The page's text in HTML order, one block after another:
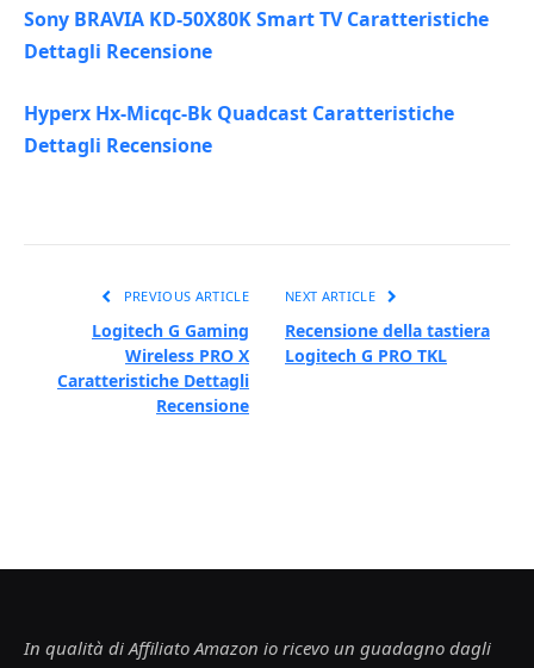
Sony BRAVIA KD-50X80K Smart TV Caratteristiche
Dettagli Recensione
Hyperx Hx-Micqc-Bk Quadcast Caratteristiche
Dettagli Recensione
PREVIOUS ARTICLE
Logitech G Gaming
Wireless PRO X
Caratteristiche Dettagli
Recensione
NEXT ARTICLE
Recensione della tastiera
Logitech G PRO TKL
In qualità di Affiliato Amazon io ricevo un guadagno dagli